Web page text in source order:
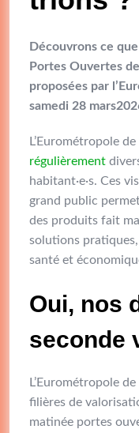
Découvrons ce
Portes Ouvertes
proposées par
samedi 28
L’Eurométropole
régulièrement
habitant·e·s. Ces
grand public
des produits fait
solutions
santé et
Oui, nos
seconde
L’Eurométropole
filières de
matinée portes